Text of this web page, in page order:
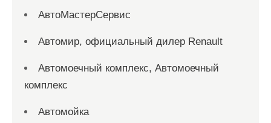
АвтоМастерСервис
Автомир, официальный дилер Renault
Автомоечный комплекс, Автомоечный
комплекс
Автомойка